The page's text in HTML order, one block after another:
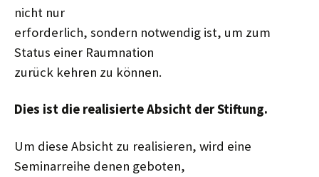
nicht nur
erforderlich, sondern notwendig ist, um zum
Status einer Raumnation
zurück kehren zu können.
Dies ist die realisierte Absicht der Stiftung.
Um diese Absicht zu realisieren, wird eine
Seminarreihe denen geboten,